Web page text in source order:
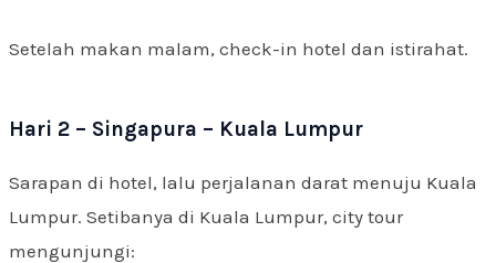
Setelah makan malam, check-in hotel dan istirahat.
Hari 2 – Singapura – Kuala Lumpur
Sarapan di hotel, lalu perjalanan darat menuju Kuala
Lumpur. Setibanya di Kuala Lumpur, city tour
mengunjungi: